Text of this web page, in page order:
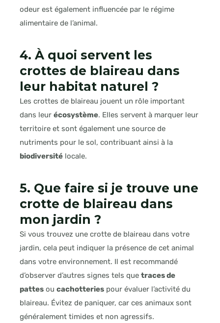
odeur est également influencée par le régime
alimentaire de l’animal.
4. À quoi servent les
crottes de blaireau dans
leur habitat naturel ?
Les crottes de blaireau jouent un rôle important
dans leur écosystème. Elles servent à marquer leur
territoire et sont également une source de
nutriments pour le sol, contribuant ainsi à la
biodiversité locale.
5. Que faire si je trouve une
crotte de blaireau dans
mon jardin ?
Si vous trouvez une crotte de blaireau dans votre
jardin, cela peut indiquer la présence de cet animal
dans votre environnement. Il est recommandé
d’observer d’autres signes tels que traces de
pattes ou cachotteries pour évaluer l’activité du
blaireau. Évitez de paniquer, car ces animaux sont
généralement timides et non agressifs.